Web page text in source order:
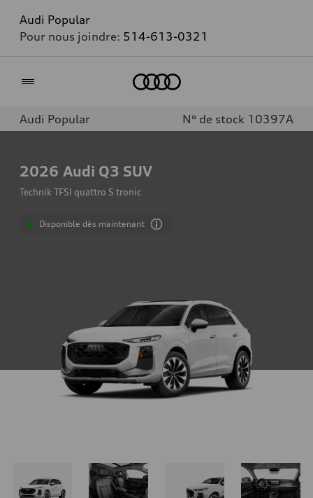
Audi Popular
Pour nous joindre: 514-613-0321
Audi Popular N° de stock 10397A
2026 Audi Q3 SUV
Technik TFSI quattro S tronic
Disponible dès maintenant